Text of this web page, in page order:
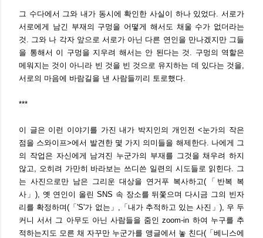
그 수다에서 그와 내가 동시에 확인한 사실이 하나 있었다. 서로가
서로에게 남긴 부재의 구멍을 어떻게 해서도 채울 수가 없더라는
것. 그와 나 각자 앞으로 서로가 아닌 다른 연인을 만나겠지만 그들
을 통해서 이 구멍을 지우려 해서는 안 된다는 것. 구멍의 역할은
메워지는 것이 아니라 빈 것을 빈 것으로 유지하는 데 있다는 것을,
서로의 마음에 바람길을 낸 사람들끼리 토로했다.
***
이 글은 이런 이야기를 가진 내가 박지인의 개인전 <눈가의 작은
점을 스와이프>에서 발견한 몇 가지 의미들을 해제한다. 나에게 그
의 작업은 자신에게 남겨진 누군가의 부재를 그것을 채우려 하지
않고, 오히려 가만히 바라보는 쓰디쓴 일련의 시도들로 읽힌다. 그
는 사진으로만 남은 그리운 대상을 연거푸 복사하고(「반복 복
사」), 옛 연인이 올린 SNS 속 장소를 뒤쫓으며 다시금 그의 빈자
리를 확정하며(「'S'가 없는」,「내가 추적하고 있는 사진」), 우 두
커니 서서 그 아무도 아닌 사람들을 줌인 zoom-in 하여 누구를 추
적하는지도 모른 채 자꾸만 누군가를 앵글에서 놓 친다(「베니스에